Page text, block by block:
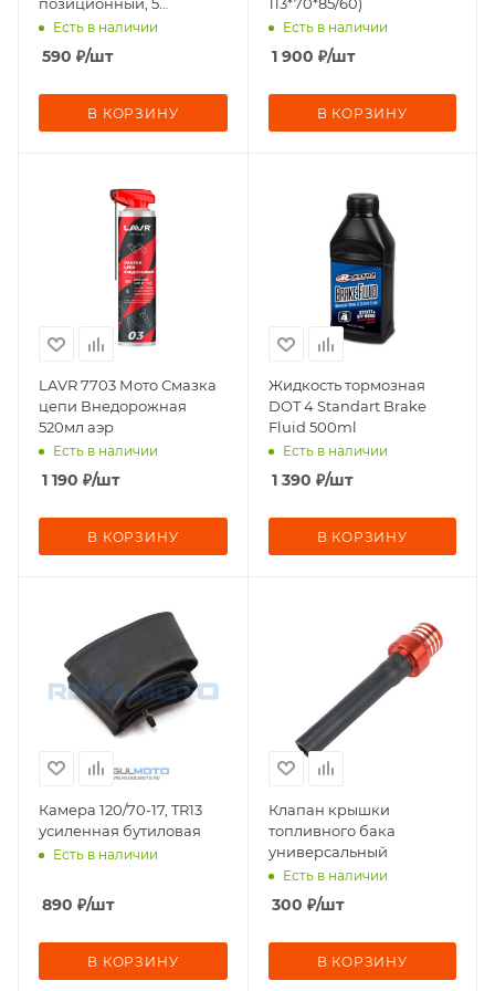
проводов)
Есть в наличии
590 ₽/шт
В КОРЗИНУ
Есть в наличии
1 900 ₽/шт
В КОРЗИНУ
LAVR 7703 Мото Смазка
цепи Внедорожная
520мл аэр
Есть в наличии
1 190 ₽/шт
В КОРЗИНУ
Жидкость тормозная
DOT 4 Standart Brake
Fluid 500ml
Есть в наличии
1 390 ₽/шт
В КОРЗИНУ
Камера 120/70-17, TR13
усиленная бутиловая
Есть в наличии
890 ₽/шт
В КОРЗИНУ
Клапан крышки
топливного бака
универсальный
Есть в наличии
300 ₽/шт
В КОРЗИНУ